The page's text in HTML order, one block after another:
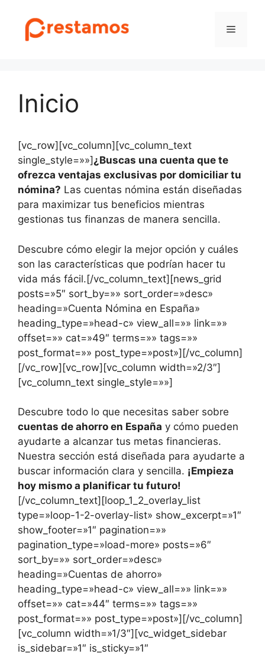
contenido
Menú
Inicio
[vc_row][vc_column][vc_column_text
single_style=»»]¿Buscas una cuenta que te
ofrezca ventajas exclusivas por domiciliar tu
nómina? Las cuentas nómina están diseñadas
para maximizar tus beneficios mientras
gestionas tus finanzas de manera sencilla.
Descubre cómo elegir la mejor opción y cuáles
son las características que podrían hacer tu
vida más fácil.[/vc_column_text][news_grid
posts=»5″ sort_by=»» sort_order=»desc»
heading=»Cuenta Nómina en España»
heading_type=»head-c» view_all=»» link=»»
offset=»» cat=»49″ terms=»» tags=»»
post_format=»» post_type=»post»][/vc_column]
[/vc_row][vc_row][vc_column width=»2/3″]
[vc_column_text single_style=»»]
Descubre todo lo que necesitas saber sobre
cuentas de ahorro en España y cómo pueden
ayudarte a alcanzar tus metas financieras.
Nuestra sección está diseñada para ayudarte a
buscar información clara y sencilla. ¡Empieza
hoy mismo a planificar tu futuro!
[/vc_column_text][loop_1_2_overlay_list
type=»loop-1-2-overlay-list» show_excerpt=»1″
show_footer=»1″ pagination=»»
pagination_type=»load-more» posts=»6″
sort_by=»» sort_order=»desc»
heading=»Cuentas de ahorro»
heading_type=»head-c» view_all=»» link=»»
offset=»» cat=»44″ terms=»» tags=»»
post_format=»» post_type=»post»][/vc_column]
[vc_column width=»1/3″][vc_widget_sidebar
is_sidebar=»1″ is_sticky=»1″